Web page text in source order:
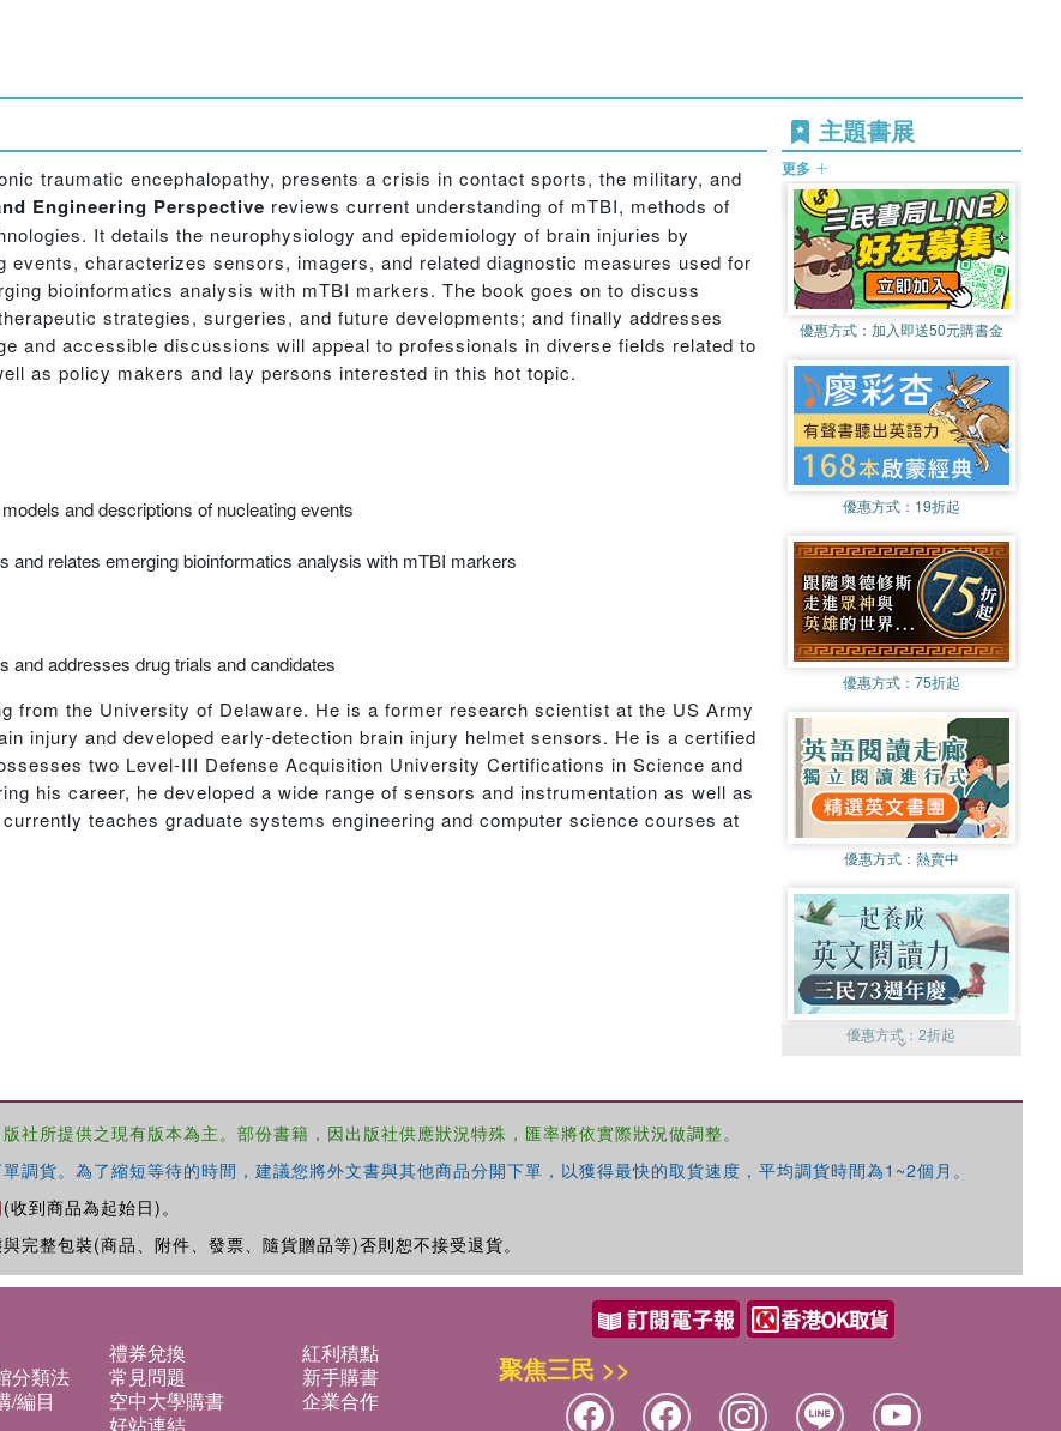
traumatic encephalopathy, presents a crisis in contact sports, the military, and
Engineering Perspective reviews current understanding of mTBI, methods of
It details the neurophysiology and epidemiology of brain injuries by
characterizes sensors, imagers, and related diagnostic measures used for
bioinformatics analysis with mTBI markers. The book goes on to discuss
strategies, surgeries, and future developments; and finally addresses
and accessible discussions will appeal to professionals in diverse fields related to
as policy makers and lay persons interested in this hot topic.
and descriptions of nucleating events
relates emerging bioinformatics analysis with mTBI markers
and addresses drug trials and candidates
from the University of Delaware. He is a former research scientist at the US Army
injury and developed early-detection brain injury helmet sensors. He is a certified
two Level-III Defense Acquisition University Certifications in Science and
his career, he developed a wide range of sensors and instrumentation as well as
teaches graduate systems engineering and computer science courses at
主題書展
更多
優惠方式： 加入即送50元購書金
優惠方式： 19折起
優惠方式： 75折起
優惠方式： 熱賣中
優惠方式：2折起
社所提供之現有版本為主。部份書籍，因出版社供應狀況特殊，匯率將依實際狀況做調整。
調貨。為了縮短等待的時間，建議您將外文書與其他商品分開下單，以獲得最快的取貨速度，平均調貨時間為1~2個月。
(收到商品為起始日)。
完整包裝(商品、附件、發票、隨貨贈品等)否則恕不接受退貨。
禮券兌換
紅利積點
分類法 常見問題
新手購書
/編目 空中大學購書
企業合作
好站連結
聚焦三民 >>